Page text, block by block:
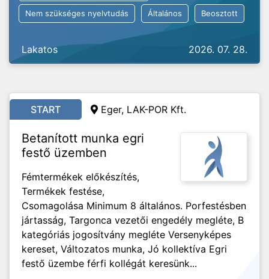
Nem szükséges nyelvtudás Általános Beosztott
Lakatos 2026. 07. 28.
START Eger, LAK-POR Kft.
Betanított munka egri
festő üzemben
Fémtermékek előkészítés,
Termékek festése,
Csomagolása Minimum 8 általános. Porfestésben
jártasság, Targonca vezetői engedély megléte, B
kategóriás jogosítvány megléte Versenyképes
kereset, Változatos munka, Jó kollektíva Egri
festő üzembe férfi kollégát keresünk...